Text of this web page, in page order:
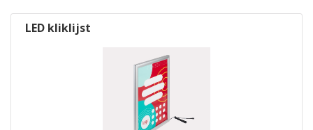
LED kliklijst